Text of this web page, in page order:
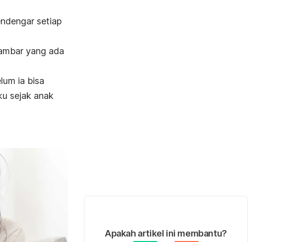
setiap
yang ada
ia bisa
sejak anak
Apakah artikel ini membantu?